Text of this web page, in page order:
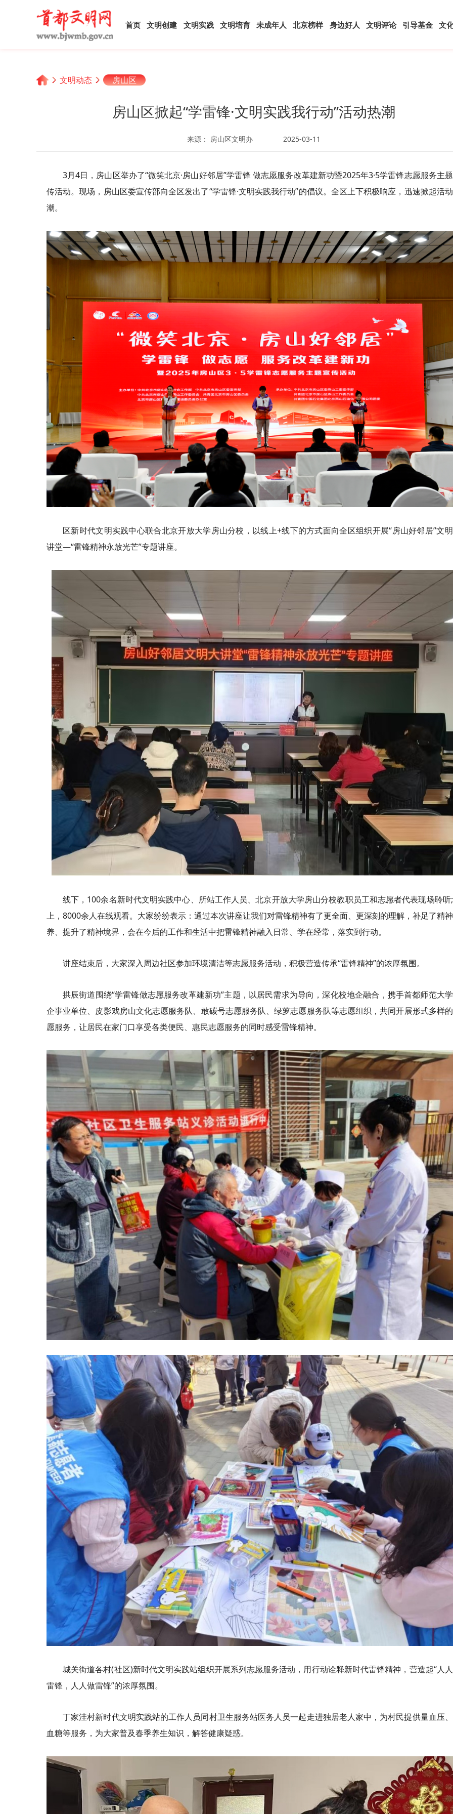
首页 文明创建 文明实践 文明培育 未成年人 北京榜样 身边好人 文明评论 引导基金 文
文明动态 房山区
房山区掀起“学雷锋·文明实践我行动”活动热潮
来源： 房山区文明办 2025-03-11
3月4日，房山区举办了“微笑北京·房山好邻居”学雷锋 做志愿服务改革建新功暨2025年3·5学雷锋志愿服务主
传活动。现场，房山区委宣传部向全区发出了“学雷锋·文明实践我行动”的倡议。全区上下积极响应，迅速掀起活
潮。
区新时代文明实践中心联合北京开放大学房山分校，以线上+线下的方式面向全区组织开展“房山好邻居”文
讲堂—“雷锋精神永放光芒”专题讲座。
线下，100余名新时代文明实践中心、所站工作人员、北京开放大学房山分校教职员工和志愿者代表现场聆听
上，8000余人在线观看。大家纷纷表示：通过本次讲座让我们对雷锋精神有了更全面、更深刻的理解，补足了精
养、提升了精神境界，会在今后的工作和生活中把雷锋精神融入日常、学在经常，落实到行动。
讲座结束后，大家深入周边社区参加环境清洁等志愿服务活动，积极营造传承“雷锋精神”的浓厚氛围。
拱辰街道围绕“学雷锋做志愿服务改革建新功”主题，以居民需求为导向，深化校地企融合，携手首都师范大
企事业单位、皮影戏房山文化志愿服务队、敢碳号志愿服务队、绿萝志愿服务队等志愿组织，共同开展形式多样
愿服务，让居民在家门口享受各类便民、惠民志愿服务的同时感受雷锋精神。
城关街道各村(社区)新时代文明实践站组织开展系列志愿服务活动，用行动诠释新时代雷锋精神，营造起“人
雷锋，人人做雷锋”的浓厚氛围。
丁家洼村新时代文明实践站的工作人员同村卫生服务站医务人员一起走进独居老人家中，为村民提供量血压
血糖等服务，为大家普及春季养生知识，解答健康疑惑。